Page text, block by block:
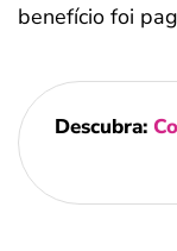
benefício foi
Descubra: